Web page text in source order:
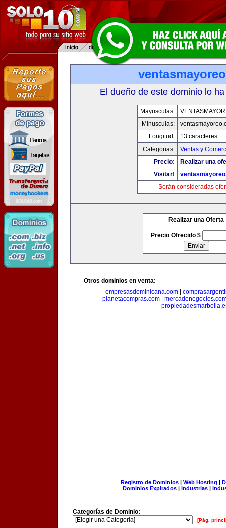
El dueño de este dominio lo
Mayusculas:
Minusculas:
Longitud:
13 caracteres
Categorias:
Ventas y
Precio:
Realizar una
Visitar!
Serán consideradas
Realizar una Oferta
Precio Ofrecido $
Otros dominios en venta:
empresasdominicana.com|
planetacompras.com
Registro de Dominios| Web Hosting |
Dominios Expirados | Industrias |
Categorías de Dominio:
[Pág.